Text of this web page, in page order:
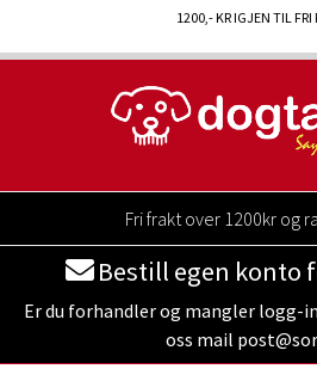
1200,- KR IGJEN TIL FRI
Fri frakt over 1200kr og
Bestill egen konto
Er du forhandler og mangler
oss mail